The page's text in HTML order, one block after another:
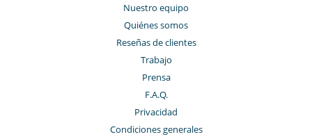
Nuestro equipo
Quiénes somos
Reseñas de clientes
Trabajo
Prensa
F.A.Q.
Privacidad
Condiciones generales